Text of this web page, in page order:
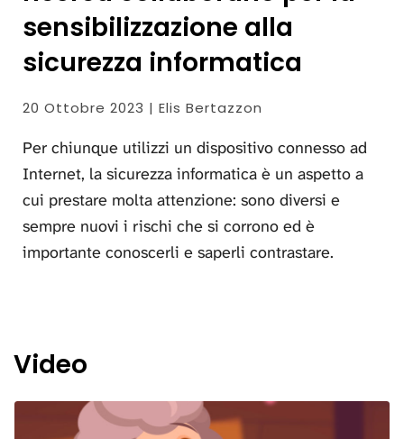
sensibilizzazione alla
sicurezza informatica
20 Ottobre 2023 | Elis Bertazzon
Per chiunque utilizzi un dispositivo connesso ad
Internet, la sicurezza informatica è un aspetto a
cui prestare molta attenzione: sono diversi e
sempre nuovi i rischi che si corrono ed è
importante conoscerli e saperli contrastare.
Video